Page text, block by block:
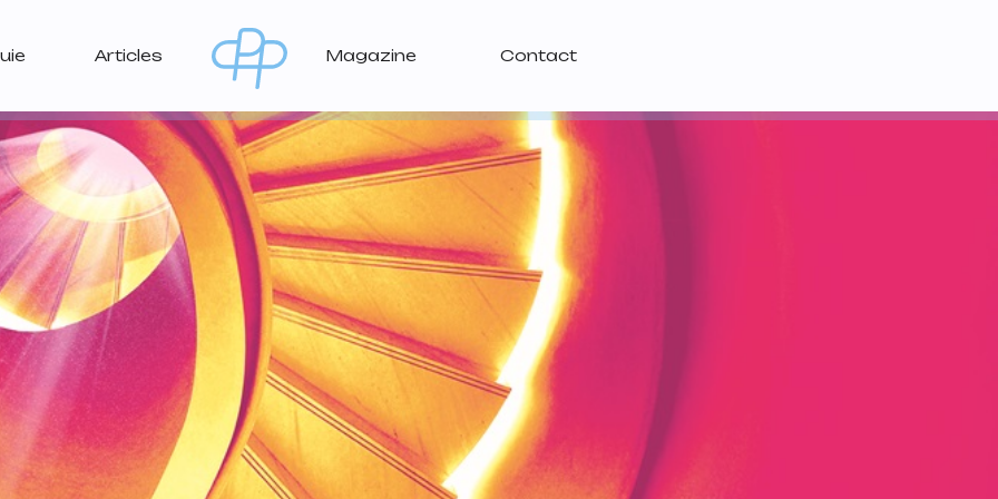
Articles Magazine Contact